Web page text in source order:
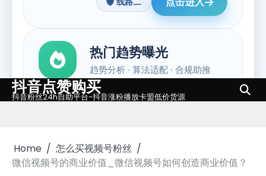
Skip
to
抖音点赞购买
抖音粉丝24h自助平台-抖音涨粉播放卡盟低价货源
Home
怎么买视频号粉丝
微信视频号的商业价值_微信视频号如何创造商业价值？